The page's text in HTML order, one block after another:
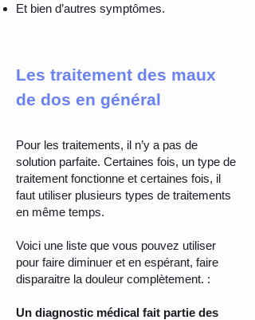
Et bien d’autres symptômes.
Les traitement des maux
de dos en général
Pour les traitements, il n’y a pas de
solution parfaite. Certaines fois, un type de
traitement fonctionne et certaines fois, il
faut utiliser plusieurs types de traitements
en même temps.
Voici une liste que vous pouvez utiliser
pour faire diminuer et en espérant, faire
disparaitre la douleur complètement. :
Un diagnostic médical fait partie des